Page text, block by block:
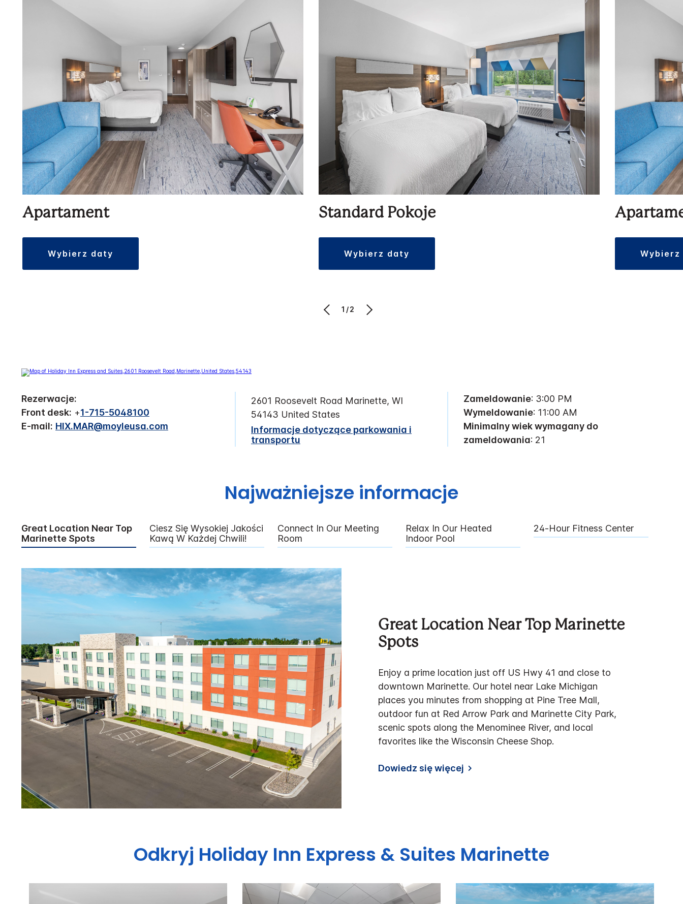
Apartament
wybierz daty
Standard Pokoje
wybierz daty
1/2
Rezerwacje:
Front desk: +1-715-5048100
E-mail: HIX.MAR@moyleusa.com
2601 Roosevelt Road Marinette, WI
54143 United States
Informacje dotyczące parkowania i
transportu
Zameldowanie: 3:00 PM
Wymeldowanie: 11:00 AM
Minimalny wiek wymagany do
zameldowania: 21
Najważniejsze informacje
Great Location Near Top
Marinette Spots
Ciesz Się Wysokiej Jakości
Kawą W Każdej Chwili!
Connect In Our Meeting
Room
Relax In Our Heated
Indoor Pool
24‑hour Fitness Center
Great Location Near Top Marinette
Spots
Enjoy a prime location just off US Hwy 41 and close to
downtown Marinette. Our hotel near Lake Michigan
places you minutes from shopping at Pine Tree Mall,
outdoor fun at Red Arrow Park and Marinette City Park,
scenic spots along the Menominee River, and local
favorites like the Wisconsin Cheese Shop.
Dowiedz się więcej
Odkryj Holiday Inn Express & Suites Marinette